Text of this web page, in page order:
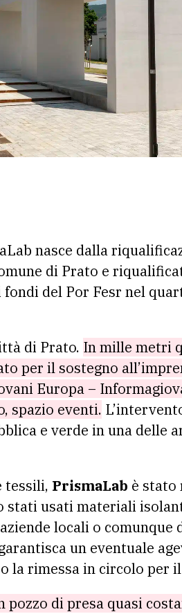
nasce dalla
di Prato e
del Por Fesr nel
di Prato. In mille metri
per il sostegno
Europa –
spazio eventi.
e verde in una delle
tessili, PrismaLab è stato
stati usati materiali
locali o comunque
un eventuale
la rimessa in circolo per
pozzo di presa quasi